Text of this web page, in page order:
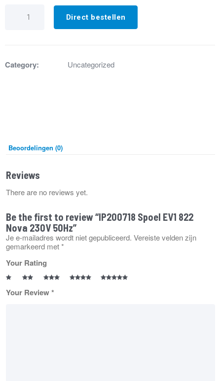
50Hz
aantal
Direct bestellen
Category: Uncategorized
Beoordelingen (0)
Reviews
There are no reviews yet.
Be the first to review “IP200718 Spoel EV1 822
Nova 230V 50Hz”
Je e-mailadres wordt niet gepubliceerd. Vereiste velden zijn
gemarkeerd met*
Your Rating
Your Review*